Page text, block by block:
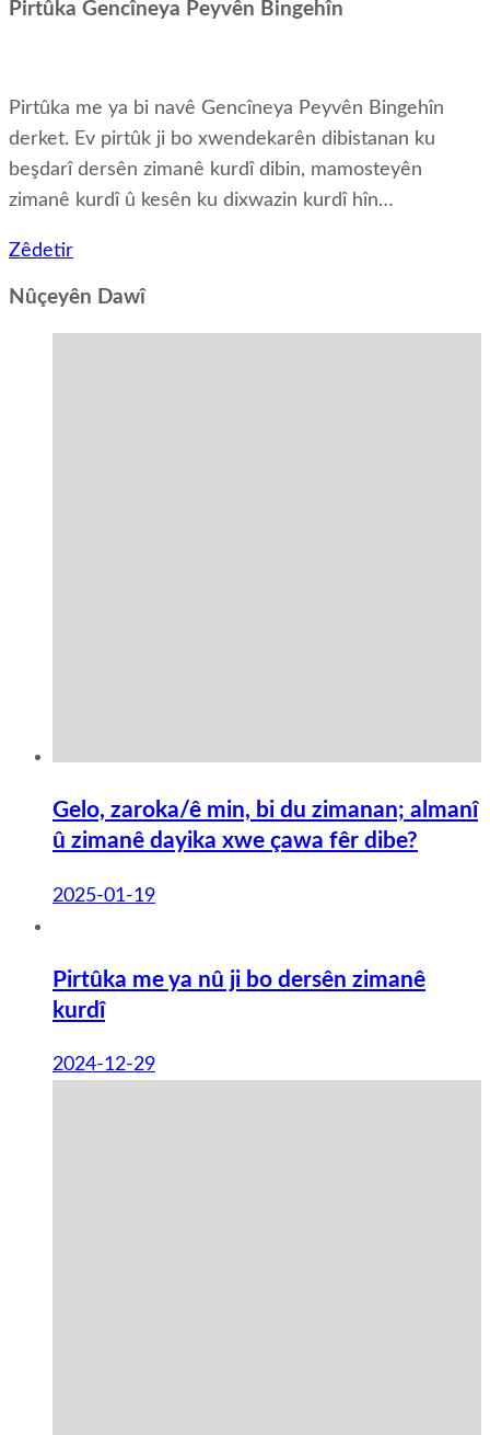
Pirtûka Gencîneya Peyvên Bingehîn
Pirtûka me ya bi navê Gencîneya Peyvên Bingehîn
derket. Ev pirtûk ji bo xwendekarên dibistanan ku
beşdarî dersên zimanê kurdî dibin, mamosteyên
zimanê kurdî û kesên ku dixwazin kurdî hîn…
Zêdetir
Nûçeyên Dawî
Gelo, zaroka/ê min, bi du zimanan; almanî
û zimanê dayika xwe çawa fêr dibe?
2025-01-19
Pirtûka me ya nû ji bo dersên zimanê
kurdî
2024-12-29